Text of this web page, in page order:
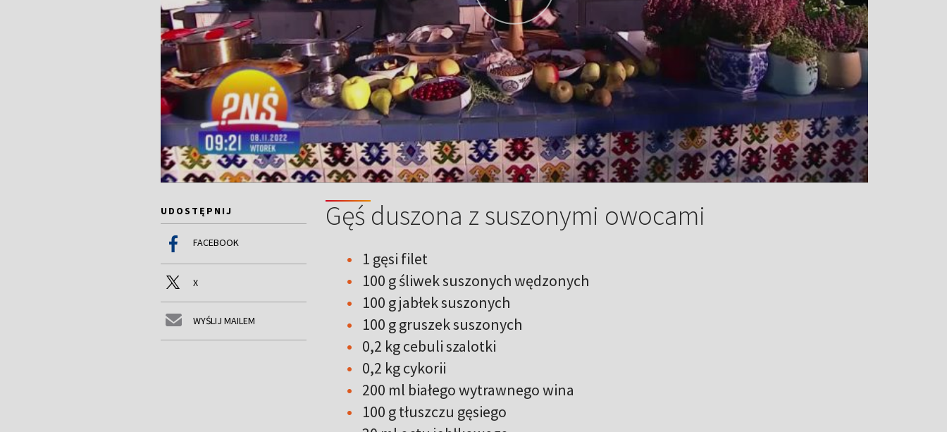
UDOSTĘPNIJ
FACEBOOK
X
WYŚLIJ MAILEM
Gęś duszona z suszonymi owocami
1 gęsi filet
100 g śliwek suszonych wędzonych
100 g jabłek suszonych
100 g gruszek suszonych
0,2 kg cebuli szalotki
0,2 kg cykorii
200 ml białego wytrawnego wina
100 g tłuszczu gęsiego